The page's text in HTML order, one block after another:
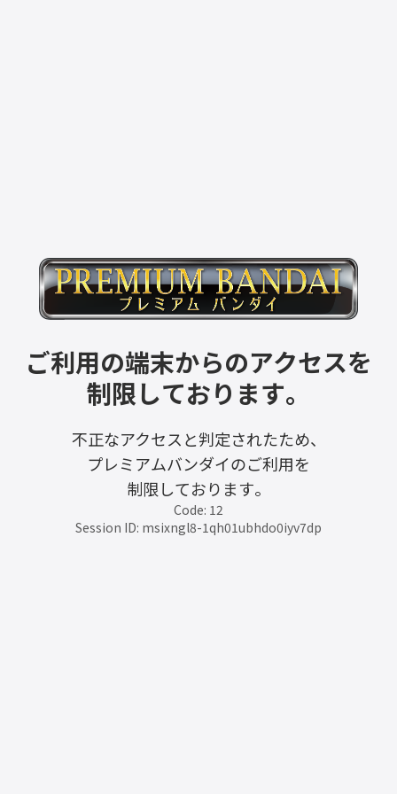
ご利用の端末からのアクセスを
制限しております。
不正なアクセスと判定されたため、
プレミアムバンダイのご利用を
制限しております。
Code: 12
Session ID: msixngl8-1qh01ubhdo0iyv7dp